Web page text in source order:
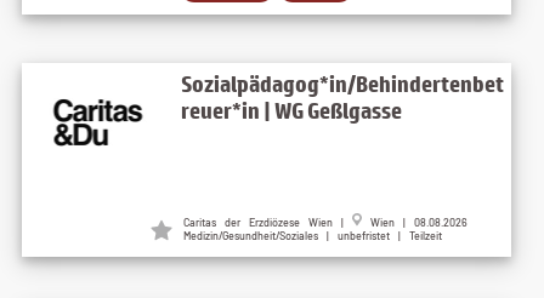
Sozialpädagog*in/Behindertenbet
reuer*in | WG Geßlgasse
Caritas der Erzdiözese Wien | Wien | 08.08.2026
Medizin/Gesundheit/Soziales | unbefristet | Teilzeit